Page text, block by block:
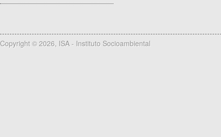
Copyright © 2026, ISA - Instituto Socioambiental